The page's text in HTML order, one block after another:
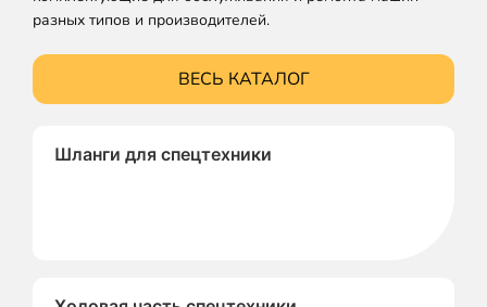
разных типов и производителей.
ВЕСЬ КАТАЛОГ
Шланги для спецтехники